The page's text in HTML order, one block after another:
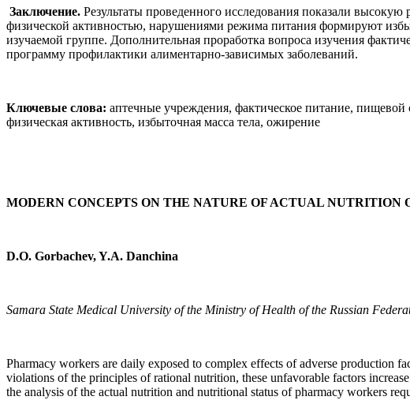
Заключение. Результаты проведенного исследования показали
физической активностью, нарушениями режима питания формируют
изучаемой группе. Дополнительная проработка вопроса изучения
программу профилактики алиментарно-зависимых заболеваний.
Ключевые слова: аптечные учреждения, фактическое питание, пищевой
физическая активность, избыточная масса тела, ожирение
MODERN CONCEPTS ON THE NATURE OF ACTUAL NUTRITION
D.O. Gorbachev, Y.A. Danchina
Samara State Medical University of the Ministry of Health of the Russian
Pharmacy workers are daily exposed to complex effects of adverse production
violations of the principles of rational nutrition, these unfavorable factors
the analysis of the actual nutrition and nutritional status of pharmacy workers